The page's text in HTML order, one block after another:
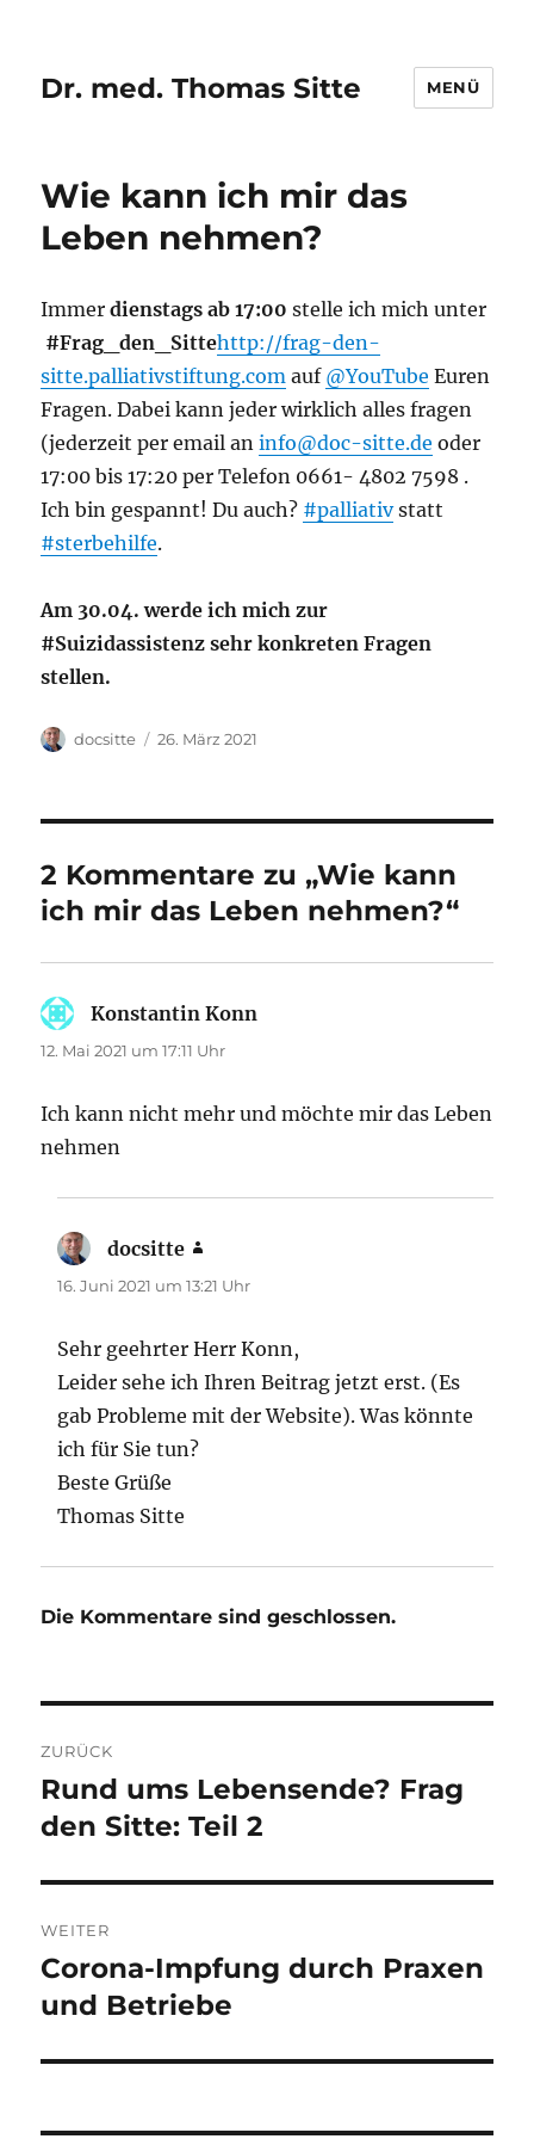
Dr. med. Thomas Sitte MENÜ
Wie kann ich mir das
Leben nehmen?
Immerdienstags ab 17:00 stelle ich mich unter
#Frag_den_Sittehttp://frag-den-
sitte.palliativstiftung.com auf @YouTube Euren
Fragen. Dabei kann jeder wirklich alles fragen
(jederzeit per email aninfo@doc-sitte.de oder
17:00 bis 17:20 per Telefon 0661- 4802 7598 .
Ich bin gespannt! Du auch? #palliativstatt
#sterbehilfe.
Am 30.04. werde ich mich zur
#Suizidassistenz sehr konkreten Fragen
stellen.
Autor
docsitte
Veröffentlicht
26. März 2021
2 Kommentare zu „Wie kann
ich mir das Leben nehmen?“
Konstantin Konn
12. Mai 2021 um 17:11 Uhr
Ich kann nicht mehr und möchte mir das Leben
nehmen
docsitte
16. Juni 2021 um 13:21 Uhr
Sehr geehrter Herr Konn,
Leider sehe ich Ihren Beitrag jetzt erst. (Es
gab Probleme mit der Website). Was könnte
ich für Sie tun?
Beste Grüße
Thomas Sitte
Die Kommentare sind geschlossen.
ZURÜCK
Vorheriger
Beitrag:
Rund ums Lebensende? Frag
den Sitte: Teil 2
WEITER
Nächster
Beitrag:
Corona-Impfung durch Praxen
und Betriebe